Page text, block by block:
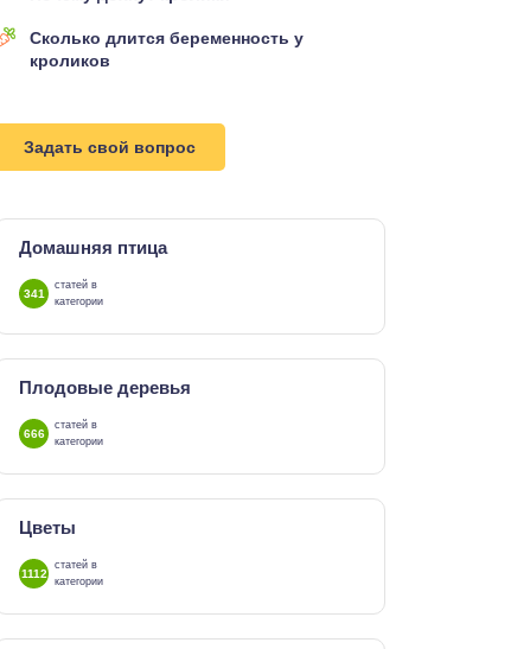
Сколько длится беременность у
кроликов
Задать свой вопрос
Домашняя птица
341
статей в
категории
Плодовые деревья
666
статей в
категории
Цветы
1112
статей в
категории